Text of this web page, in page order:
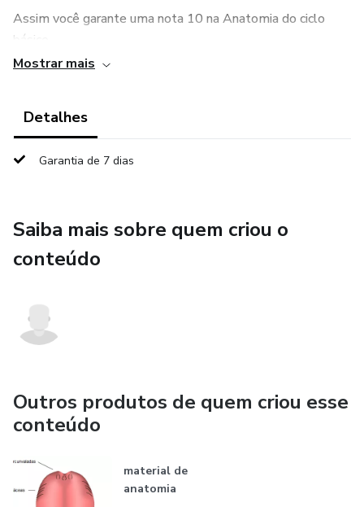
Assim você garante uma nota 10 na Anatomia do ciclo
básico.
Mostrar mais
Detalhes
Garantia de 7 dias
Saiba mais sobre quem criou o
conteúdo
Outros produtos de quem criou esse
conteúdo
material de
anatomia